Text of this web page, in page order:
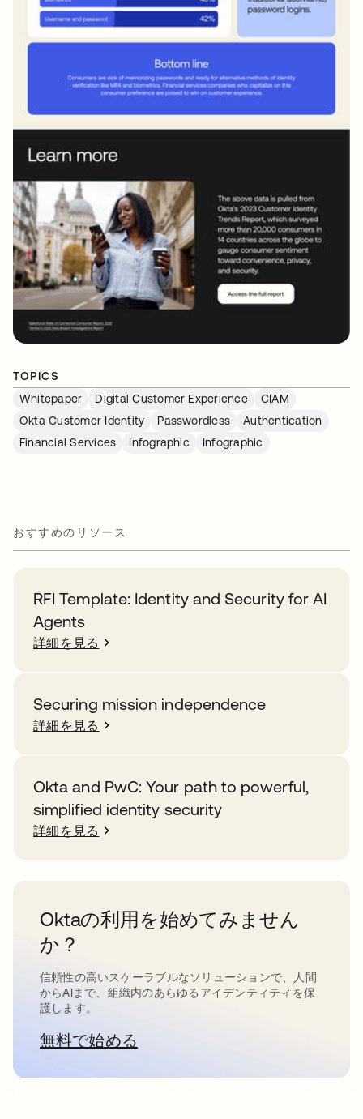
TOPICS
Whitepaper
Digital Customer Experience
CIAM
Okta Customer Identity
Passwordless
Authentication
Financial Services
Infographic Infographic
おすすめのリソース
RFI Template: Identity and Security for AI
Agents
詳細を見る
Securing mission independence
詳細を見る
Okta and PwC: Your path to powerful,
simplified identity security
詳細を見る
Oktaの利用を始めてみません
か？
信頼性の高いスケーラブルなソリューションで、人間
からAIまで、組織内のあらゆるアイデンティティを保
護します。
無料で始める新しいタブで開く